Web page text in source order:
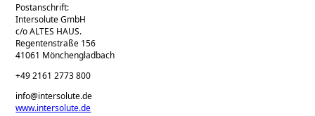
Postanschrift:
Intersolute GmbH
c/o ALTES HAUS.
Regentenstraße 156
41061 Mönchengladbach
+49 2161 2773 800
info@intersolute.de
www.intersolute.de